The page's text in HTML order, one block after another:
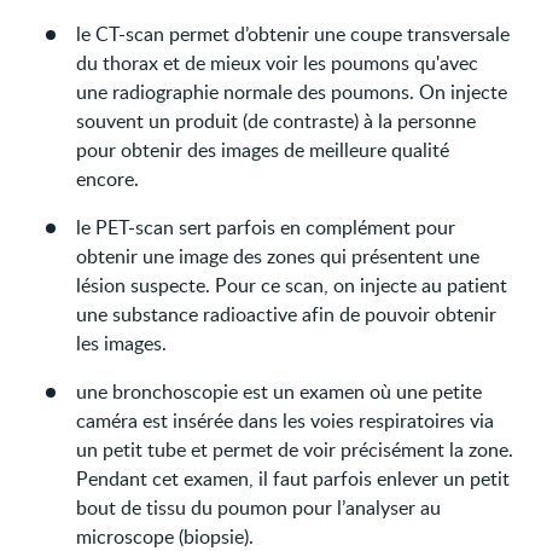
le CT-scan permet d’obtenir une coupe transversale
du thorax et de mieux voir les poumons qu'avec
une radiographie normale des poumons. On injecte
souvent un produit (de contraste) à la personne
pour obtenir des images de meilleure qualité
encore.
le PET-scan sert parfois en complément pour
obtenir une image des zones qui présentent une
lésion suspecte. Pour ce scan, on injecte au patient
une substance radioactive afin de pouvoir obtenir
les images.
une bronchoscopie est un examen où une petite
caméra est insérée dans les voies respiratoires via
un petit tube et permet de voir précisément la zone.
Pendant cet examen, il faut parfois enlever un petit
bout de tissu du poumon pour l’analyser au
microscope (biopsie).